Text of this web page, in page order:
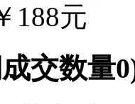
188元
交数量0